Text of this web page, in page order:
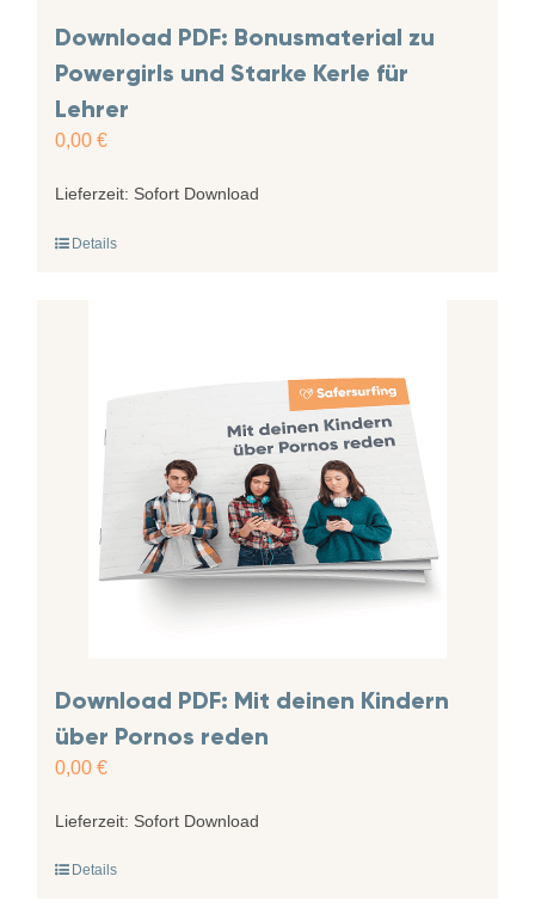
Download PDF: Bonusmaterial zu
Powergirls und Starke Kerle für
Lehrer
0,00 €
Lieferzeit: Sofort Download
Details
Download PDF: Mit deinen Kindern
über Pornos reden
0,00 €
Lieferzeit: Sofort Download
Details